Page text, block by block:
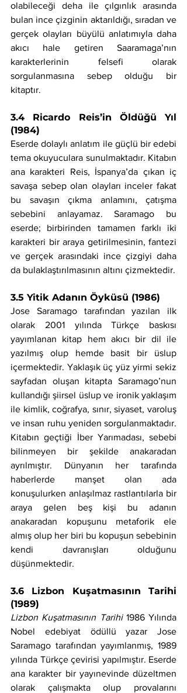
olabileceği deha ile çılgınlık arasında
bulan ince çizginin aktarıldığı, sıradan ve
gerçek olayları büyülü anlatımıyla daha
akıcı hale getiren Saaramaga’nın
karakterlerinin felsefi olarak
sorgulanmasına sebep olduğu bir
kitaptır.
3.4 Ricardo Reis’in Öldüğü Yıl
(1984)
Eserde dolaylı anlatım ile güçlü bir edebi
tema okuyuculara sunulmaktadır. Kitabın
ana karakteri Reis, İspanya’da çıkan iç
savaşa sebep olan olayları inceler fakat
bu savaşın çıkma anlamını, çatışma
sebebini anlayamaz. Saramago bu
eserde; birbirinden tamamen farklı iki
karakteri bir araya getirilmesinin, fantezi
ve gerçek arasındaki ince çizgiyi daha
da bulaklaştırılmasının altını çizmektedir.
3.5 Yitik Adanın Öyküsü (1986)
Jose Saramago tarafından yazılan ilk
olarak 2001 yılında Türkçe baskısı
yayımlanan kitap hem akıcı bir dil ile
yazılmış olup hemde basit bir üslup
içermektedir. Yaklaşık üç yüz yirmi sekiz
sayfadan oluşan kitapta Saramago’nun
kullandığı şiirsel üslup ve ironik yaklaşım
ile kimlik, coğrafya, sınır, siyaset, varoluş
ve insan ruhu yeniden sorgulanmaktadır.
Kitabın geçtiği İber Yarımadası, sebebi
bilinmeyen bir şekilde anakaradan
ayrılmıştır. Dünyanın her tarafında
haberlerde manşet olan ada
konuşulurken anlaşılmaz rastlantılarla bir
araya gelen beş kişi bu adanın
anakaradan kopuşunu metaforik ele
almış olup her biri bu kopuşun sebebinin
kendi davranışları olduğunu
düşünmektedir.
3.6 Lizbon Kuşatmasının Tarihi
(1989)
Lizbon Kuşatmasının Tarihi 1986 Yılında
Nobel edebiyat ödüllü yazar Jose
Saramago tarafından yayımlanmış, 1989
yılında Türkçe çevirisi yapılmıştır. Eserde
ana karakter bir yayınevinde düzeltmen
olarak çalışmakta olup provalarını